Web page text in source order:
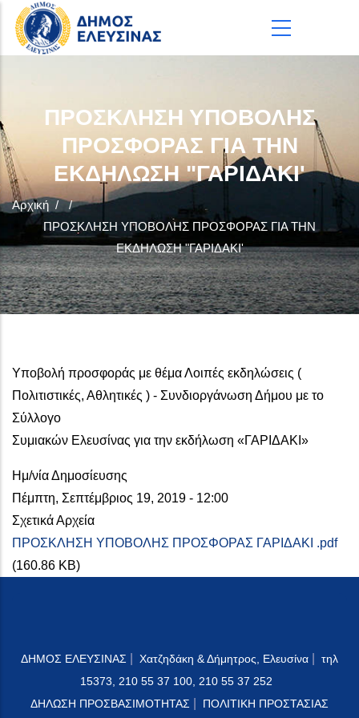
Παράκαμψη προς το κυρίως περιεχόμενο
ΠΡΟΣΚΛΗΣΗ ΥΠΟΒΟΛΗΣ
ΠΡΟΣΦΟΡΑΣ ΓΙΑ ΤΗΝ
ΕΚΔΗΛΩΣΗ "ΓΑΡΙΔΑΚΙ'
Αρχική / /
ΠΡΟΣΚΛΗΣΗ ΥΠΟΒΟΛΗΣ ΠΡΟΣΦΟΡΑΣ ΓΙΑ ΤΗΝ
ΕΚΔΗΛΩΣΗ "ΓΑΡΙΔΑΚΙ'
Υποβολή προσφοράς με θέμα Λοιπές εκδηλώσεις (
Πολιτιστικές, Αθλητικές ) - Συνδιοργάνωση Δήμου με το
Σύλλογο
Συμιακών Ελευσίνας για την εκδήλωση «ΓΑΡΙΔΑΚΙ»
Ημ/νία Δημοσίευσης
Πέμπτη, Σεπτέμβριος 19, 2019 - 12:00
Σχετικά Αρχεία
ΠΡΟΣΚΛΗΣΗ YΠΟΒΟΛΗΣ ΠΡΟΣΦΟΡΑΣ ΓΑΡΙΔΑΚΙ .pdf
(160.86 KB)
ΔΗΜΟΣ ΕΛΕΥΣΙΝΑΣ Χατζηδάκη & Δήμητρος, Ελευσίνα
τηλ
15373, 210 55 37 100, 210 55 37 252
ΔΗΛΩΣΗ ΠΡΟΣΒΑΣΙΜΟΤΗΤΑΣ
ΠΟΛΙΤΙΚΗ ΠΡΟΣΤΑΣΙΑΣ